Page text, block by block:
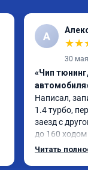
А
★★
30
«Чип
Написал,
1.4 турбо,
заезд с
до 160
после него
Читать